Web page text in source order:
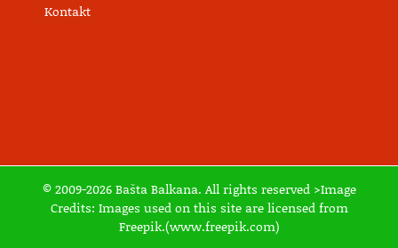
Kontakt
© 2009-2026 Bašta Balkana. All rights reserved >Image
Credits: Images used on this site are licensed from
Freepik.(www.freepik.com)